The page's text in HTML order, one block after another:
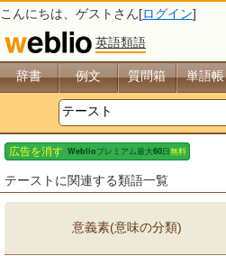
こんにちは、 ゲスト さん[ログイン]
英語類語
辞書 例文 質問箱 単語帳
テーストに関連する類語一覧
意義素(意味の分類)